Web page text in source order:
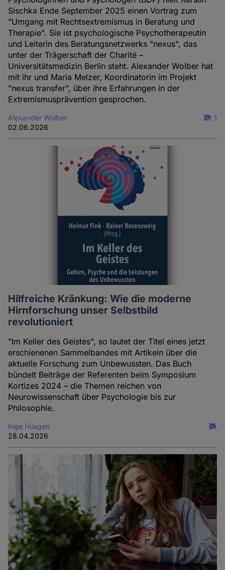
Sischka Ende September 2025 einen Vortrag zum
"Umgang mit Rechtsextremismus in Beratung und
Therapie". Sie ist psychologische Psychotherapeutin
und Leiterin des Beratungsnetzwerks "nexus", das
unter der Trägerschaft der Charité –
Universitätsmedizin Berlin steht. Alexander Wolber hat
mit ihr und Maria Melzer, Koordinatorin im Projekt
"nexus transfer", über ihre Erfahrungen in der
Extremismusprävention gesprochen.
Alexander Wolber
02.06.2026
1
Hilfreiche Kränkung: Wie die moderne
Hirnforschung unser Selbstbild
revolutioniert
"Im Keller des Geistes", so lautet der Titel eines jetzt
erschienenen Sammelbandes mit Artikeln über die
aktuelle Forschung zum Unbewussten. Das Buch
bündelt Beiträge der Referenten beim Symposium
Kortizes 2024 – die Themen reichen von
Neurowissenschaft über Psychologie bis zur
Philosophie.
Inge Hüsgen
28.04.2026